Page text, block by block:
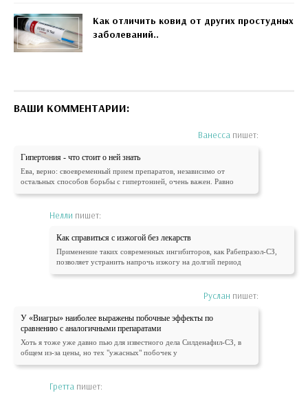
Как отличить ковид от других простудных
заболеваний..
ВАШИ КОММЕНТАРИИ:
Ванесса пишет:
Гипертония - что стоит о ней знать
Ева, верно: своевременный прием препаратов, независимо от
остальных способов борьбы с гипертонией, очень важен. Равно
Нелли пишет:
Как справиться с изжогой без лекарств
Применение таких современных ингибиторов, как Рабепразол-СЗ,
позволяет устранить напрочь изжогу на долгий период
Руслан пишет:
У «Виагры» наиболее выражены побочные эффекты по
сравнению с аналогичными препаратами
Хоть я тоже уже давно пью для известного дела Силденафил-СЗ, в
общем из-за цены, но тех "ужасных" побочек у
Гретта пишет: